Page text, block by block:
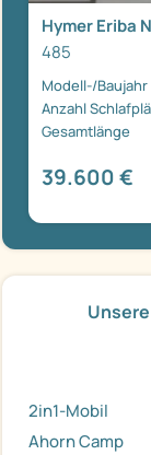
Hymer Eriba
485
Modell-/Baujahr
Anzahl
Gesamtlänge
39.600 €
2in1-Mobil
Ahorn Camp